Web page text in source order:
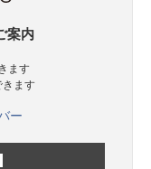
案内
ます
きます
ー